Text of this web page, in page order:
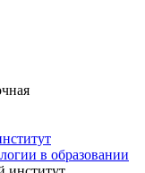
в образовании